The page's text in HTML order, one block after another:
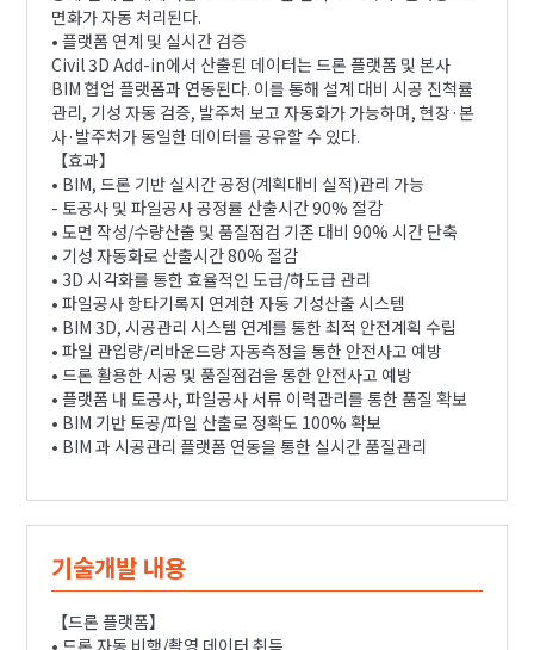
면화가 자동 처리된다.
• 플랫폼 연계 및 실시간 검증
Civil 3D Add-in에서 산출된 데이터는 드론 플랫폼 및 본사
BIM 협업 플랫폼과 연동된다. 이를 통해 설계 대비 시공 진척률
관리, 기성 자동 검증, 발주처 보고 자동화가 가능하며, 현장·본
사·발주처가 동일한 데이터를 공유할 수 있다.
【효과】
• BIM, 드론 기반 실시간 공정(계획대비 실적)관리 가능
- 토공사 및 파일공사 공정률 산출시간 90% 절감
• 도면 작성/수량산출 및 품질점검 기존 대비 90% 시간 단축
• 기성 자동화로 산출시간 80% 절감
• 3D 시각화를 통한 효율적인 도급/하도급 관리
• 파일공사 항타기록지 연계한 자동 기성산출 시스템
• BIM 3D, 시공관리 시스템 연계를 통한 최적 안전계획 수립
• 파일 관입량/리바운드량 자동측정을 통한 안전사고 예방
• 드론 활용한 시공 및 품질점검을 통한 안전사고 예방
• 플랫폼 내 토공사, 파일공사 서류 이력관리를 통한 품질 확보
• BIM 기반 토공/파일 산출로 정확도 100% 확보
• BIM 과 시공관리 플랫폼 연동을 통한 실시간 품질관리
기술개발 내용
【드론 플랫폼】
• 드론 자동 비행/촬영 데이터 취득